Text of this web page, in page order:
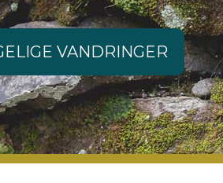
VANDRINGER